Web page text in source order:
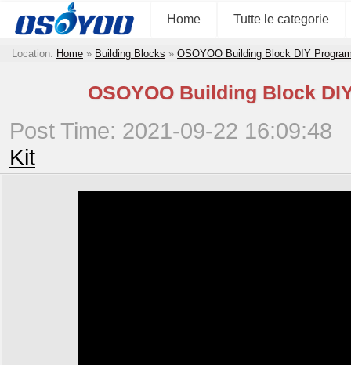
Home Tutte le categorie
Location: Home » Building Blocks » OSOYOO Building Block DIY
OSOYOO Building Block
Post Time: 2021-09-22 16:09:48
Kit